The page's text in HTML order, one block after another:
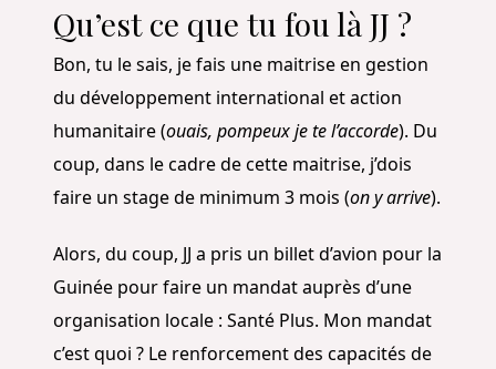
Qu’est ce que tu fou là JJ ?
Bon, tu le sais, je fais une maitrise en gestion
du développement international et action
humanitaire (ouais, pompeux je te l’accorde). Du
coup, dans le cadre de cette maitrise, j’dois
faire un stage de minimum 3 mois (on y arrive).
Alors, du coup, JJ a pris un billet d’avion pour la
Guinée pour faire un mandat auprès d’une
organisation locale : Santé Plus. Mon mandat
c’est quoi ? Le renforcement des capacités de